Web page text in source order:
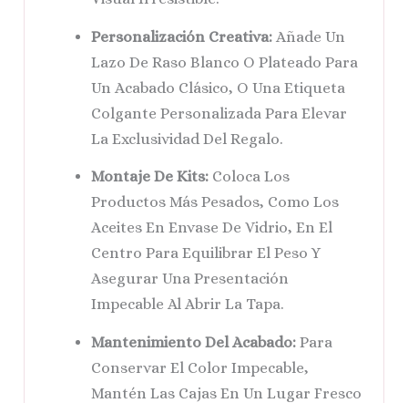
Personalización Creativa: Añade Un
Lazo De Raso Blanco O Plateado Para
Un Acabado Clásico, O Una Etiqueta
Colgante Personalizada Para Elevar
La Exclusividad Del Regalo.
Montaje De Kits: Coloca Los
Productos Más Pesados, Como Los
Aceites En Envase De Vidrio, En El
Centro Para Equilibrar El Peso Y
Asegurar Una Presentación
Impecable Al Abrir La Tapa.
Mantenimiento Del Acabado: Para
Conservar El Color Impecable,
Mantén Las Cajas En Un Lugar Fresco